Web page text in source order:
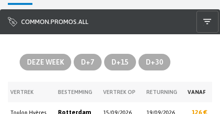
COMMON.PROMOS.ALL
DEZE WEEK D+7 D+15 D+30
VERTREK BESTEMMING VERTREK OP RETURNING VANAF
Toulon Hyères Rotterdam 15/09/2026 19/09/2026 126 €